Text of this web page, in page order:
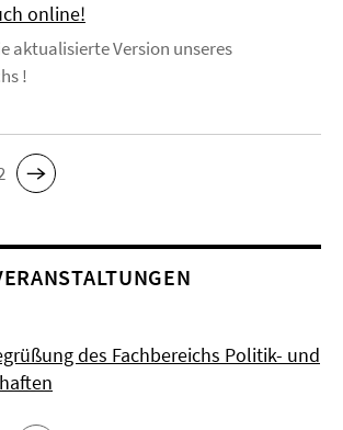
online!
aktualisierte Version unseres
!
des Fachbereichs Politik- und